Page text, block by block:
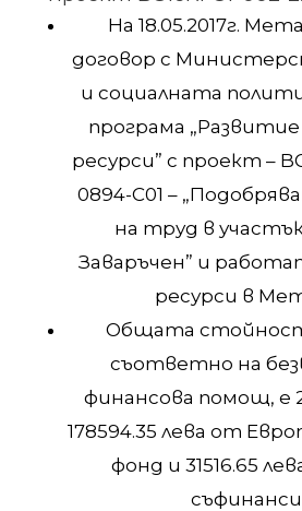
На 18.05.2017г.
договор с
и социалната
програма
ресурси” с проект –
0894-C01 –
на труд в
Заваръчен” и
ресурси в
Общата
съответно на
финансова помощ, е
178594.35 лева от
фонд и 31516.65